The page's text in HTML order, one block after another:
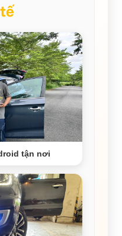
tận nơi